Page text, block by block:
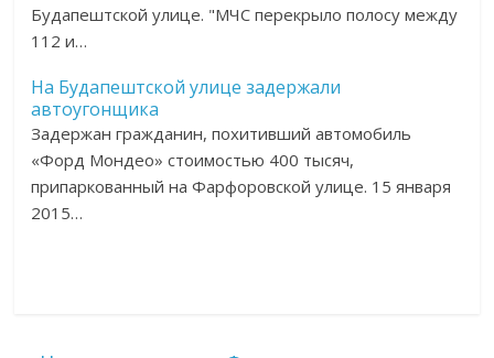
Будапештской улице. "МЧС перекрыло полосу между
112 и…
На Будапештской улице задержали
автоугонщика
Задержан гражданин, похитивший автомобиль
«Форд Мондео» стоимостью 400 тысяч,
припаркованный на Фарфоровской улице. 15 января
2015…